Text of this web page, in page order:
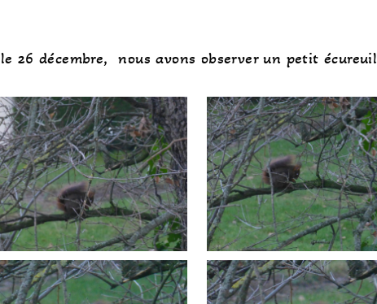
le 26 décembre, nous avons observer un petit